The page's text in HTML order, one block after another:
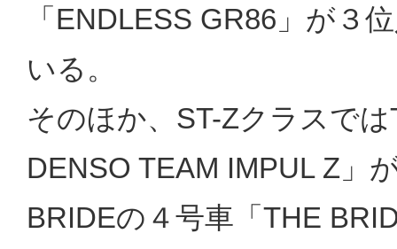
「ENDLESS GR86」が３
いる。
そのほか、ST-Zクラスで
DENSO TEAM IMPUL Z」
BRIDEの４号車「THE